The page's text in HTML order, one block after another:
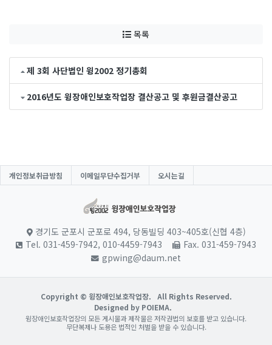
목록
제 3회 사단법인 윙2002 정기총회
2016년도 윙장애인보호작업장 결산공고 및 후원금결산공고
개인정보취급방침 이메일무단수집거부 오시는길
경기도 군포시 군포로 494, 당동빌딩 403~405호(신협 4층)
Tel. 031-459-7942, 010-4459-7943
Fax. 031-459-7943
gpwing@daum.net
Copyright © 윙장애인보호작업장.
All Rights Reserved.
Designed by POIEMA.
윙장애인보호작업장의 모든 게시물과 제작물은 저작권법의 보호를 받고 있습니다.
무단복제나 도용은 법적인 처벌을 받을 수 있습니다.